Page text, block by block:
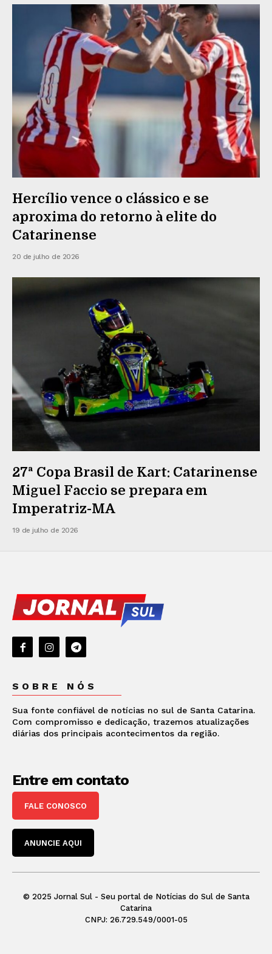
Hercílio vence o clássico e se
aproxima do retorno à elite do
Catarinense
20 de julho de 2026
27ª Copa Brasil de Kart: Catarinense
Miguel Faccio se prepara em
Imperatriz-MA
19 de julho de 2026
SOBRE NÓS
Sua fonte confiável de notícias no sul de Santa Catarina.
Com compromisso e dedicação, trazemos atualizações
diárias dos principais acontecimentos da região.
Entre em contato
FALE CONOSCO
ANUNCIE AQUI
© 2025 Jornal Sul - Seu portal de Notícias do Sul de Santa
Catarina
CNPJ: 26.729.549/0001-05